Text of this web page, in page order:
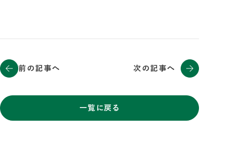
前の記事へ
一覧に戻る
次の記事へ